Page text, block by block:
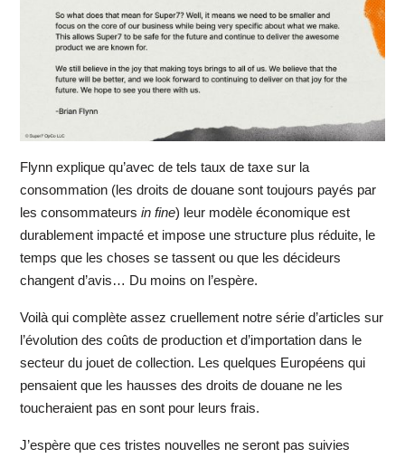
Flynn explique qu’avec de tels taux de taxe sur la
consommation (les droits de douane sont toujours payés par
les consommateurs in fine) leur modèle économique est
durablement impacté et impose une structure plus réduite, le
temps que les choses se tassent ou que les décideurs
changent d’avis… Du moins on l’espère.
Voilà qui complète assez cruellement notre série d’articles sur
l’évolution des coûts de production et d’importation dans le
secteur du jouet de collection. Les quelques Européens qui
pensaient que les hausses des droits de douane ne les
toucheraient pas en sont pour leurs frais.
J’espère que ces tristes nouvelles ne seront pas suivies